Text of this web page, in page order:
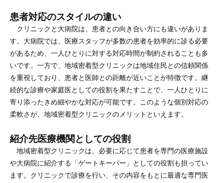
患者対応のスタイルの違い
クリニックと大病院は、患者との向き合い方にも違いがありま
す。大病院では、医療スタッフが多数の患者を効率的に診る必要
があるため、一人ひとりに対する対応時間が制約されることも多
いです。一方で、地域密着型クリニックは地域住民との信頼関係
を重視しており、患者と医師との距離が近いことが特徴です。継
続的な診療や家庭医としての役割を果たすことで、一人ひとりに
寄り添ったきめ細やかな対応が可能です。このような個別対応の
柔軟さが、地域密着型クリニックのメリットといえます。
紹介先医療機関としての役割
地域密着型クリニックは、必要に応じて患者を専門の医療施設
や大病院に紹介する「ゲートキーパー」としての役割も担ってい
ます。クリニックで診療を行い、その内容をもとに最適な専門医